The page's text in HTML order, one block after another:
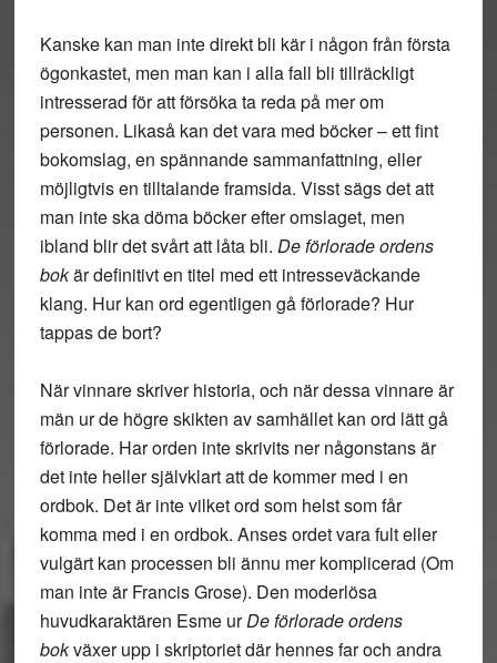
Kanske kan man inte direkt bli kär i någon från första
ögonkastet, men man kan i alla fall bli tillräckligt
intresserad för att försöka ta reda på mer om
personen. Likaså kan det vara med böcker – ett fint
bokomslag, en spännande sammanfattning, eller
möjligtvis en tilltalande framsida. Visst sägs det att
man inte ska döma böcker efter omslaget, men
ibland blir det svårt att låta bli. De förlorade ordens
bokär definitivt en titel med ett intresseväckande
klang. Hur kan ord egentligen gå förlorade? Hur
tappas de bort?
När vinnare skriver historia, och när dessa vinnare är
män ur de högre skikten av samhället kan ord lätt gå
förlorade. Har orden inte skrivits ner någonstans är
det inte heller självklart att de kommer med i en
ordbok. Det är inte vilket ord som helst som får
komma med i en ordbok. Anses ordet vara fult eller
vulgärt kan processen bli ännu mer komplicerad (Om
man inte är Francis Grose). Den moderlösa
huvudkaraktären Esme urDe förlorade ordens
bokväxer upp i skriptoriet där hennes far och andra